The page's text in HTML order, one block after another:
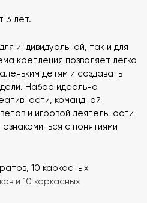
3 лет.
индивидуальной, так и для
крепления позволяет легко
детям и создавать
Набор идеально
командной
и игровой деятельности
с понятиями
10 каркасных
и 10 каркасных